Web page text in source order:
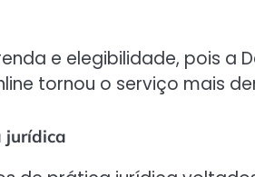
e elegibilidade, pois a
tornou o serviço mais
jurídica